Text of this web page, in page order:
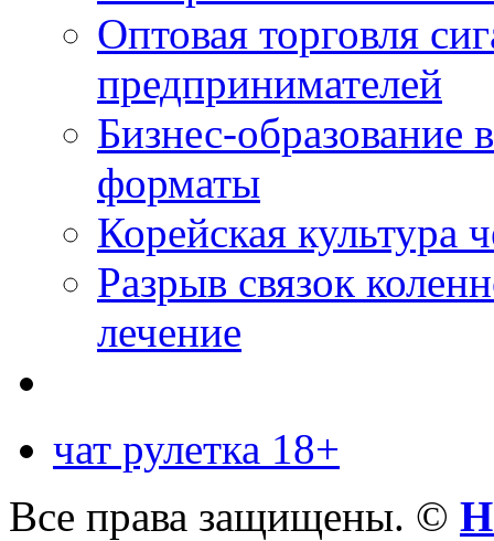
Оптовая торговля
предпринимателей
Бизнес-образование
форматы
Корейская культура
Разрыв связок
лечение
чат рулетка 18+
Все права защищены. ©